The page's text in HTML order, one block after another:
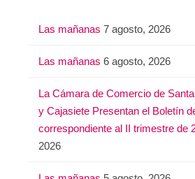
Las mañanas 7 agosto, 2026
Las mañanas 6 agosto, 2026
La Cámara de Comercio de
y Cajasiete Presentan el Boletín
correspondiente al II trimestre de
2026